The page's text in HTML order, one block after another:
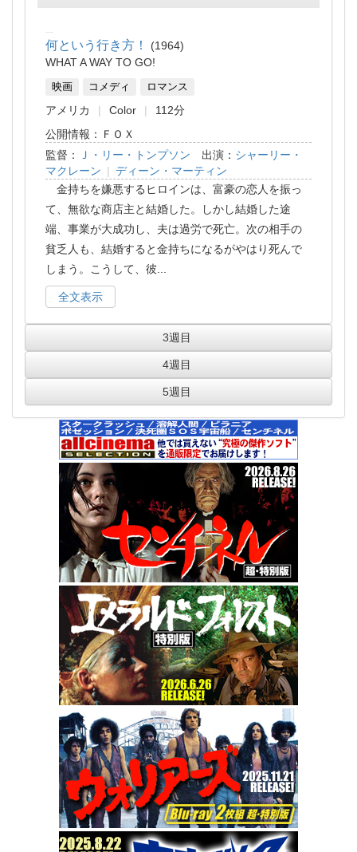
何という行き方！
1964
WHAT A WAY TO GO!
映画 コメディ ロマンス
アメリカ Color
112分
公開情報：ＦＯＸ
監督：
Ｊ・リー・トンプソン 出演： シャーリー・
マクレーン | ディーン・マーティン
金持ちを嫌悪するヒロインは、富豪の恋人を振っ
て、無欲な商店主と結婚した。しかし結婚した途
端、事業が大成功し、夫は過労で死亡。次の相手の
貧乏人も、結婚すると金持ちになるがやはり死んで
しまう。こうして、彼
全文表示
3週目
4週目
5週目